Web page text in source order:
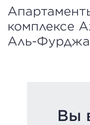
комплексе
Аль-
Вы